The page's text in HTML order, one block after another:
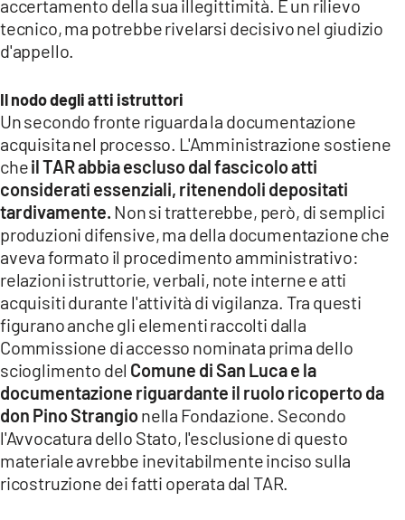
accertamento della sua illegittimità. È un rilievo
tecnico, ma potrebbe rivelarsi decisivo nel giudizio
d'appello.
Il nodo degli atti istruttori
Un secondo fronte riguarda la documentazione
acquisita nel processo. L'Amministrazione sostiene
cheil TAR abbia escluso dal fascicolo atti
considerati essenziali, ritenendoli depositati
tardivamente. Non si tratterebbe, però, di semplici
produzioni difensive, ma della documentazione che
aveva formato il procedimento amministrativo:
relazioni istruttorie, verbali, note interne e atti
acquisiti durante l'attività di vigilanza. Tra questi
figurano anche gli elementi raccolti dalla
Commissione di accesso nominata prima dello
scioglimento del Comune di San Luca e la
documentazione riguardante il ruolo ricoperto da
don Pino Strangionella Fondazione. Secondo
l'Avvocatura dello Stato, l'esclusione di questo
materiale avrebbe inevitabilmente inciso sulla
ricostruzione dei fatti operata dal TAR.